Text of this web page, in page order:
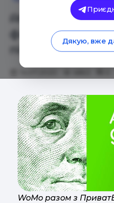
Абетка
фінансової
підлітків та
WoMo разом з
Дякую, вже